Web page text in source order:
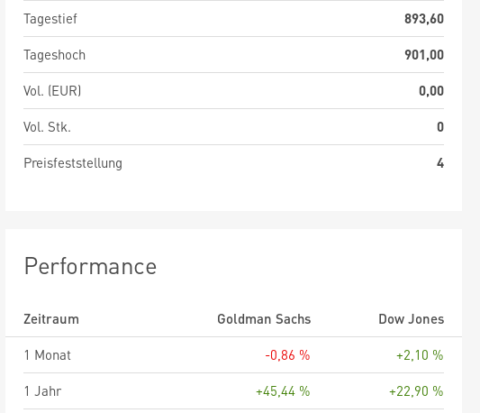
Tagestief
893,60
Tageshoch
901,00
Vol. (EUR)
0,00
Vol. Stk.
0
Preisfeststellung
4
Performance
Zeitraum Goldman Sachs
Dow Jones
1 Monat
-0,86 %
+2,10 %
1 Jahr
+45,44 %
+22,90 %